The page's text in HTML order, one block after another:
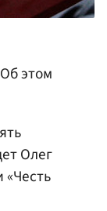
этом
Олег